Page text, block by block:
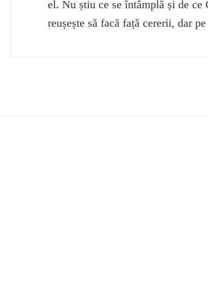
el. Nu știu ce se întâmplă și de ce
reușește să facă față cererii, dar